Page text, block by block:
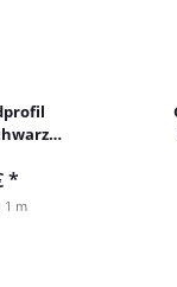
*
1 m